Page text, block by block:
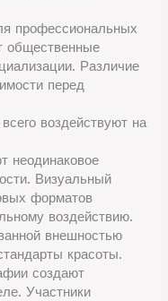
профессиональных
общественные
Различие
перед
воздействуют на
неодинаковое
Визуальный
форматов
воздействию.
внешностью
красоты.
создают
Участники